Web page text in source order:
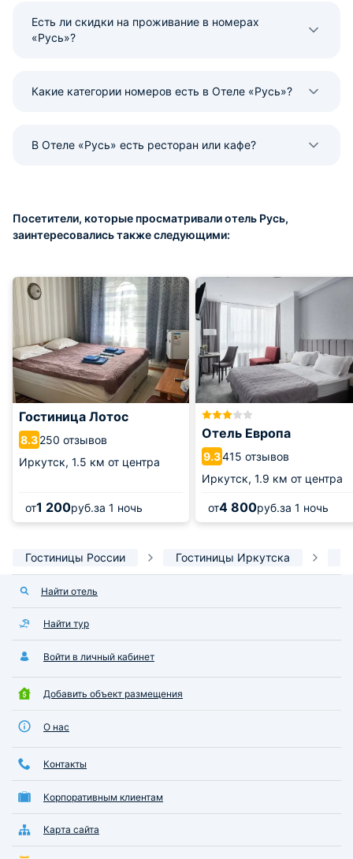
Есть ли скидки на проживание в номерах
«Русь»?
Какие категории номеров есть в Отеле «Русь»?
В Отеле «Русь» есть ресторан или кафе?
Посетители, которые просматривали отель Русь,
заинтересовались также следующими:
Гостиница Лотос
8.3250 отзывов
Иркутск, 1.5 км от центра
от1 200руб.за 1 ночь
Отель Европа
9.3415 отзывов
Иркутск, 1.9 км от центра
от4 800руб.за 1 ночь
Гостиницы России Гостиницы Иркутска
Найти отель
Найти тур
Войти в личный кабинет
Добавить объект размещения
О нас
Контакты
Корпоративным клиентам
Карта сайта